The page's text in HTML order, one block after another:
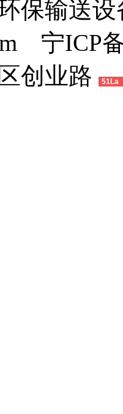
保输送
宁ICP
创业路
51La